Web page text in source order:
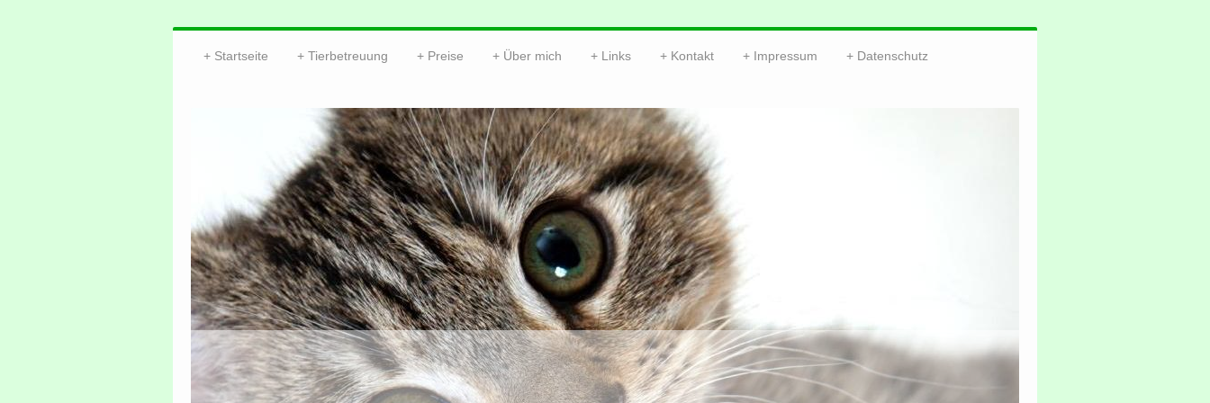
Startseite Tierbetreuung Preise Über mich Links Kontakt Impressum Datenschutz